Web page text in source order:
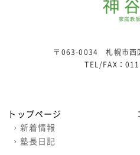
〒063-0034 札幌市西
TEL/FAX：
トップページ
› 新着情報
› 塾長日記